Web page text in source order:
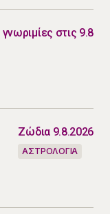
στις 9.8
Ζώδια 9.8.2026
ΑΣΤΡΟΛΟΓΙΑ